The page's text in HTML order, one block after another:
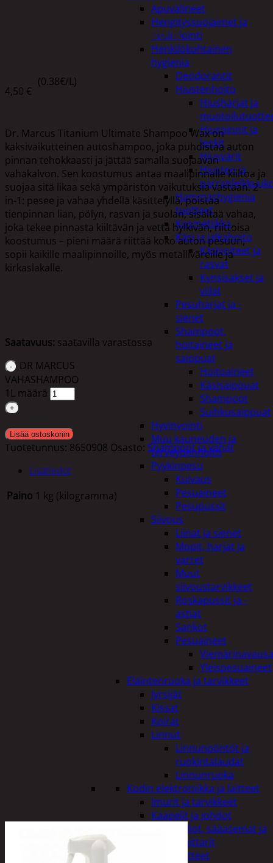
Apuvälineet
Hengityssuojaimet ja
desinfiointi
Henkilökohtainen
hygienia
Deodorantit
Hiustenhoito
Hiusharjat ja
Hiuspinnit ja
lenkit
Hiusvärit
Hiusten ja
Hammashygienia
tuotteet
Kosmetiikka
Käsi ja jalkahoito
Käsivoiteet ja
rasvat
Kynsisakset ja
viilat
Pesuharjat ja -
sienet
Shampoot,
hoitaineet ja
saippuat
Hoitoaineet
Käsisaippuat
Shampoot
Suihkusaippuat
Hyvinvointi
Muu kauneuden ja
terveydenhoito
Pyykinpesu
Kuivaus
Pesuaineet
Pesupussit
Siivous
Liinat ja sienet
Mopit, harjat ja
varret
Muut
siivoustarvikkeet
Roskapussit ja -
astiat
Sankot
Pesuaineet
Yleispesuaineet
Eläintenruoka ja tarvikkeet
Jyrsijät
Kissat
Koirat
Linnut
Linnunpöntöt ja
ruokintalaudat
Linnunruoka
Kodin elektroniikka ja laitteet
Imurit ja tarvikkeet
Kaapelit ja johdot
Kelloradiot, sääasemat ja
lämpömittarit
Oheislaitteet
DR MARCUS VAHASHAMPOO 1L
4,50 €
(0.38€/L)
Dr. Marcus Titanium Ultimate Shampoo Wax on
kaksivaikutteinen autoshampoo, joka puhdistaa auton
pinnan tehokkaasti ja jättää samalla suojaavan
vahakalvon. Sen koostumus antaa maalipinnalle kiiltoa ja
suojaa sitä likaa sekä ympäristön vaikutuksia vastaan. 2-
in-1: pesee ja vahaa yhdellä käsittelyllä, poistaa
tienpinnan lian, pölyn, rasvan ja suolan, sisältää vahaa,
joka tekee pinnasta kiiltävän ja vettä hylkivän, riittoisa
koostumus – pieni määrä riittää koko auton pesuun,
sopii kaikille maalipinnoille, myös metalliväreille ja
kirkaslakalle.
Saatavuus: saatavilla varastossa
DR MARCUS
VAHASHAMPOO
1L määrä
Lisää ostoskoriin
Tuotetunnus: 8650908 Osasto: Shampoot ja vahat
Lisätiedot
Paino 1 kg (kilogramma)